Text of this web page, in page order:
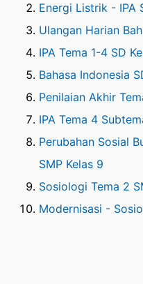
Energi Listrik - IPA
Ulangan Harian
IPA Tema 1-4 SD
Bahasa Indonesia
Penilaian Akhir
IPA Tema 4
Perubahan Sosial
SMP Kelas 9
Sosiologi Tema 2
Modernisasi -